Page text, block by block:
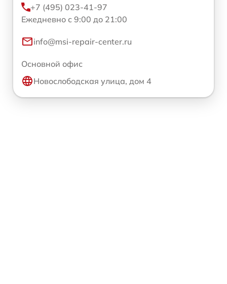
+7 (495) 023-41-97
Ежедневно с 9:00 до 21:00
info@msi-repair-center.ru
Основной офис
Новослободская улица, дом 4